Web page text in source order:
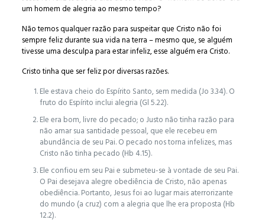
um homem de alegria ao mesmo tempo?
Não temos qualquer razão para suspeitar que Cristo não foi
sempre feliz durante sua vida na terra – mesmo que, se alguém
tivesse uma desculpa para estar infeliz, esse alguém era Cristo.
Cristo tinha que ser feliz por diversas razões.
Ele estava cheio do Espírito Santo, sem medida (Jo 3.34). O
fruto do Espírito inclui alegria (Gl 5.22).
Ele era bom, livre do pecado; o Justo não tinha razão para
não amar sua santidade pessoal, que ele recebeu em
abundância de seu Pai. O pecado nos torna infelizes, mas
Cristo não tinha pecado (Hb 4.15).
Ele confiou em seu Pai e submeteu-se à vontade de seu Pai.
O Pai desejava alegre obediência de Cristo, não apenas
obediência. Portanto, Jesus foi ao lugar mais aterrorizante
do mundo (a cruz) com a alegria que lhe era proposta (Hb
12.2).